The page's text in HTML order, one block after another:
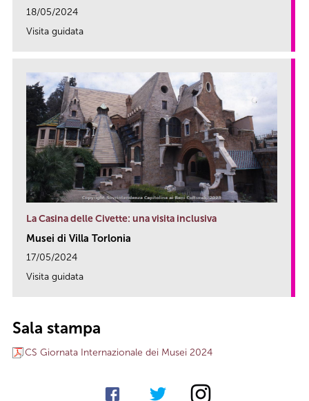
18/05/2024
Visita guidata
La Casina delle Civette: una visita inclusiva
Musei di Villa Torlonia
17/05/2024
Visita guidata
Sala stampa
CS Giornata Internazionale dei Musei 2024